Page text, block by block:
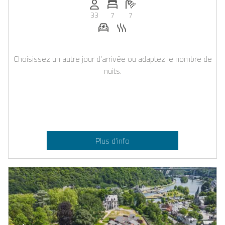
Personnes (max): 33
33
Nombre de chambres: 7
7
Nombre de salles de bain: 7
7
Station de recharge pour voiture
Sauna
Choisissez un autre jour d’arrivée ou adaptez le nombre de
nuits.
Plus d’info